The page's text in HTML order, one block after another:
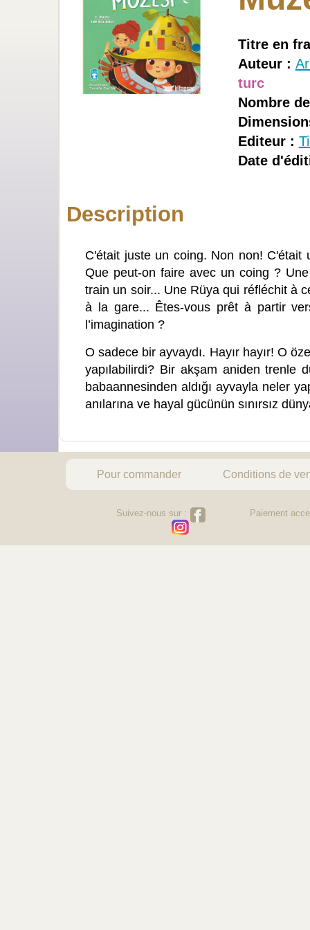
Titre en
Auteur :
turc
Nombre
Editeur :
Date
Description
C'était juste un coing. Non non! C'était
Que peut-on faire avec un coing ?
train un soir... Une Rüya qui réfléchit à
à la gare... Êtes-vous prêt à partir
l’imagination ?
O sadece bir ayvaydı. Hayır hayır! O
yapılabilirdi? Bir akşam aniden trenle
babaannesinden aldığı ayvayla neler
anılarına ve hayal gücünün sınırsız
Pour commander Conditions de
Suivez-nous sur : Paiement